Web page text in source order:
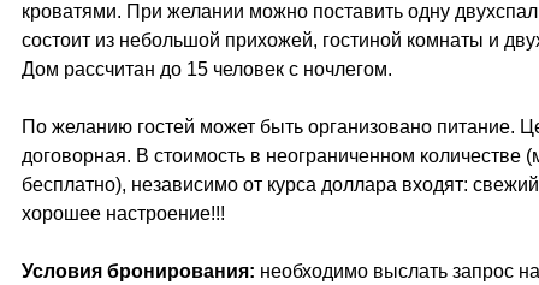
кроватями. При желании можно поставить одну
состоит из небольшой прихожей, гостиной комнаты и
Дом рассчитан до 15 человек с ночлегом.
По желанию гостей может быть организовано питание.
договорная. В стоимость в неограниченном количестве
бесплатно), независимо от курса доллара входят:
хорошее настроение!!!
Условия бронирования: необходимо выслать запрос